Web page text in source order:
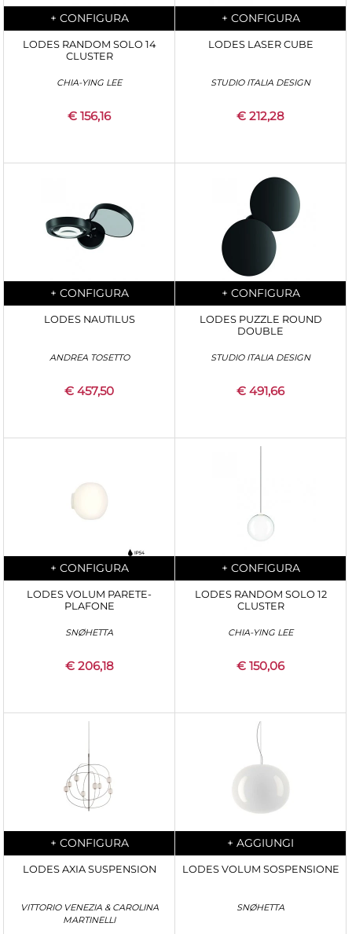
Quantità
+ CONFIGURA
LODES RANDOM SOLO 14
CLUSTER
CHIA-YING LEE
€ 156,16
Quantità
+ CONFIGURA
LODES LASER CUBE
STUDIO ITALIA DESIGN
€ 212,28
Quantità
+ CONFIGURA
LODES NAUTILUS
ANDREA TOSETTO
€ 457,50
Quantità
+ CONFIGURA
LODES PUZZLE ROUND
DOUBLE
STUDIO ITALIA DESIGN
€ 491,66
Quantità
+ CONFIGURA
LODES VOLUM PARETE-
PLAFONE
SNØHETTA
€ 206,18
Quantità
+ CONFIGURA
LODES RANDOM SOLO 12
CLUSTER
CHIA-YING LEE
€ 150,06
Quantità
+ CONFIGURA
LODES AXIA SUSPENSION
VITTORIO VENEZIA & CAROLINA
MARTINELLI
Quantità
+ AGGIUNGI
LODES VOLUM SOSPENSIONE
SNØHETTA